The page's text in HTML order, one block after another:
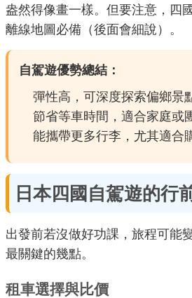
盎然得像畫一樣。但要注意，四
離線地圖必備（後面會細說）。
自駕遊優勢總結：
彈性高，可深度探索偏鄉景
節省等車時間，適合家庭或
能攜帶更多行李，尤其適合
日本四國自駕遊的行
出發前若沒做好功課，旅程可能
最關鍵的幾點。
租車選擇與比價